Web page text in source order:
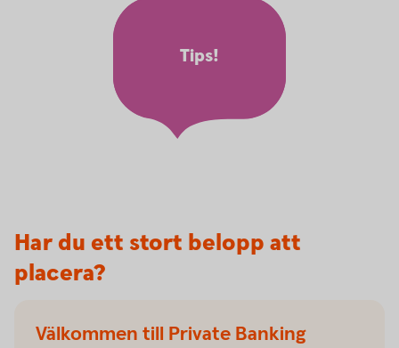
Tips!
Har du ett stort belopp att
placera?
Välkommen till Private Banking